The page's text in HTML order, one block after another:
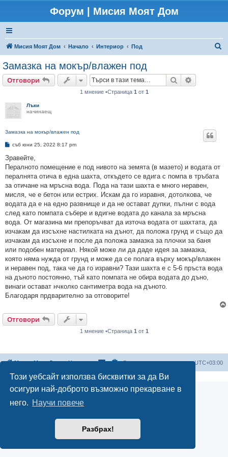
Този уебсайт използва бисквитки за да Ви
осигури най-доброто възможно прекарване в
него. Научи повече
Разбрах!
Форум | Мисия Моят Дом
Мисия Моят Дом Начало Интериор Под
Замазка на мокър/влажен под
Отговори Търсене
1 мнение •Страница 1 от 1
Лъки
начинаещ
Замазка на мокър/влажен под
М
е
и
е
съб юни 25, 2022 8:17 pm
Зравейте,
Пералното помещение е под нивото на земята (в мазето) и водата от
пералнята отича в една шахта, откъдето се вдига с помпа в тръбата
за отичане на мръсна вода. Пода на тази шахта е много неравен,
мисля, че е бетон или естрих. Искам да го изравня, дотолкова, че
водата да е на едно развнище и да не остават дупки, пълни с вода
след като помпата събере и вдигне водата до канала за мръсна
вода. От магазина ми препоръчват да източа водата от шахтата, да
изчакам да изсъхне настилката на дънот, да положа грунд и също да
изчакам да изсъхне и после да положа замазка за плочки за баня
или подобен материал. Някой може ли да даде идея за замазка,
която няма нужда от грунд и може да се полага върху мокър/влажен
и неравен под, така че да го изравни? Тази шахта е с 5-6 пръста вода
на дъното постоянно, тъй като помпата не обира водата до дъно,
винаги остават нчколко сантиметра вода на дъното.
Благодаря прдварително за отговорите!
Отговори
1 мнение •Страница 1 от 1
Мисия Моят Дом Начало Всички времена са споредUTC+03:00